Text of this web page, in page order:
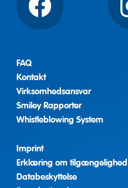
Facebook
FAQ
Kontakt
Virksomhedsansvar
Smiley Rapporter
Whistleblowing System
Imprint
Erklæring om tilgængelighed
Databeskyttelse